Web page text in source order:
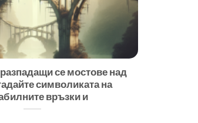
се мостове над
символиката на
връзки и